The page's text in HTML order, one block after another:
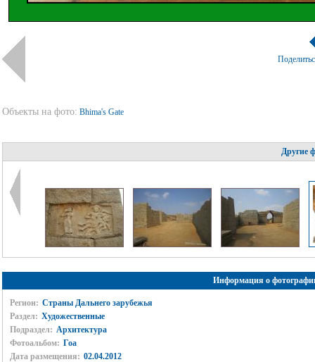
Объекты на фото: Bhima's Gate
Другие
Информация о
Регион: Страны Дальнего зарубежья
Раздел: Художественные
Подраздел: Архитектура
Фотоальбом: Гоа
Дата размещения: 02.04.2012